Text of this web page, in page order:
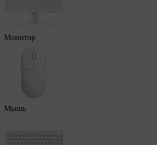
Монитор
Мышь